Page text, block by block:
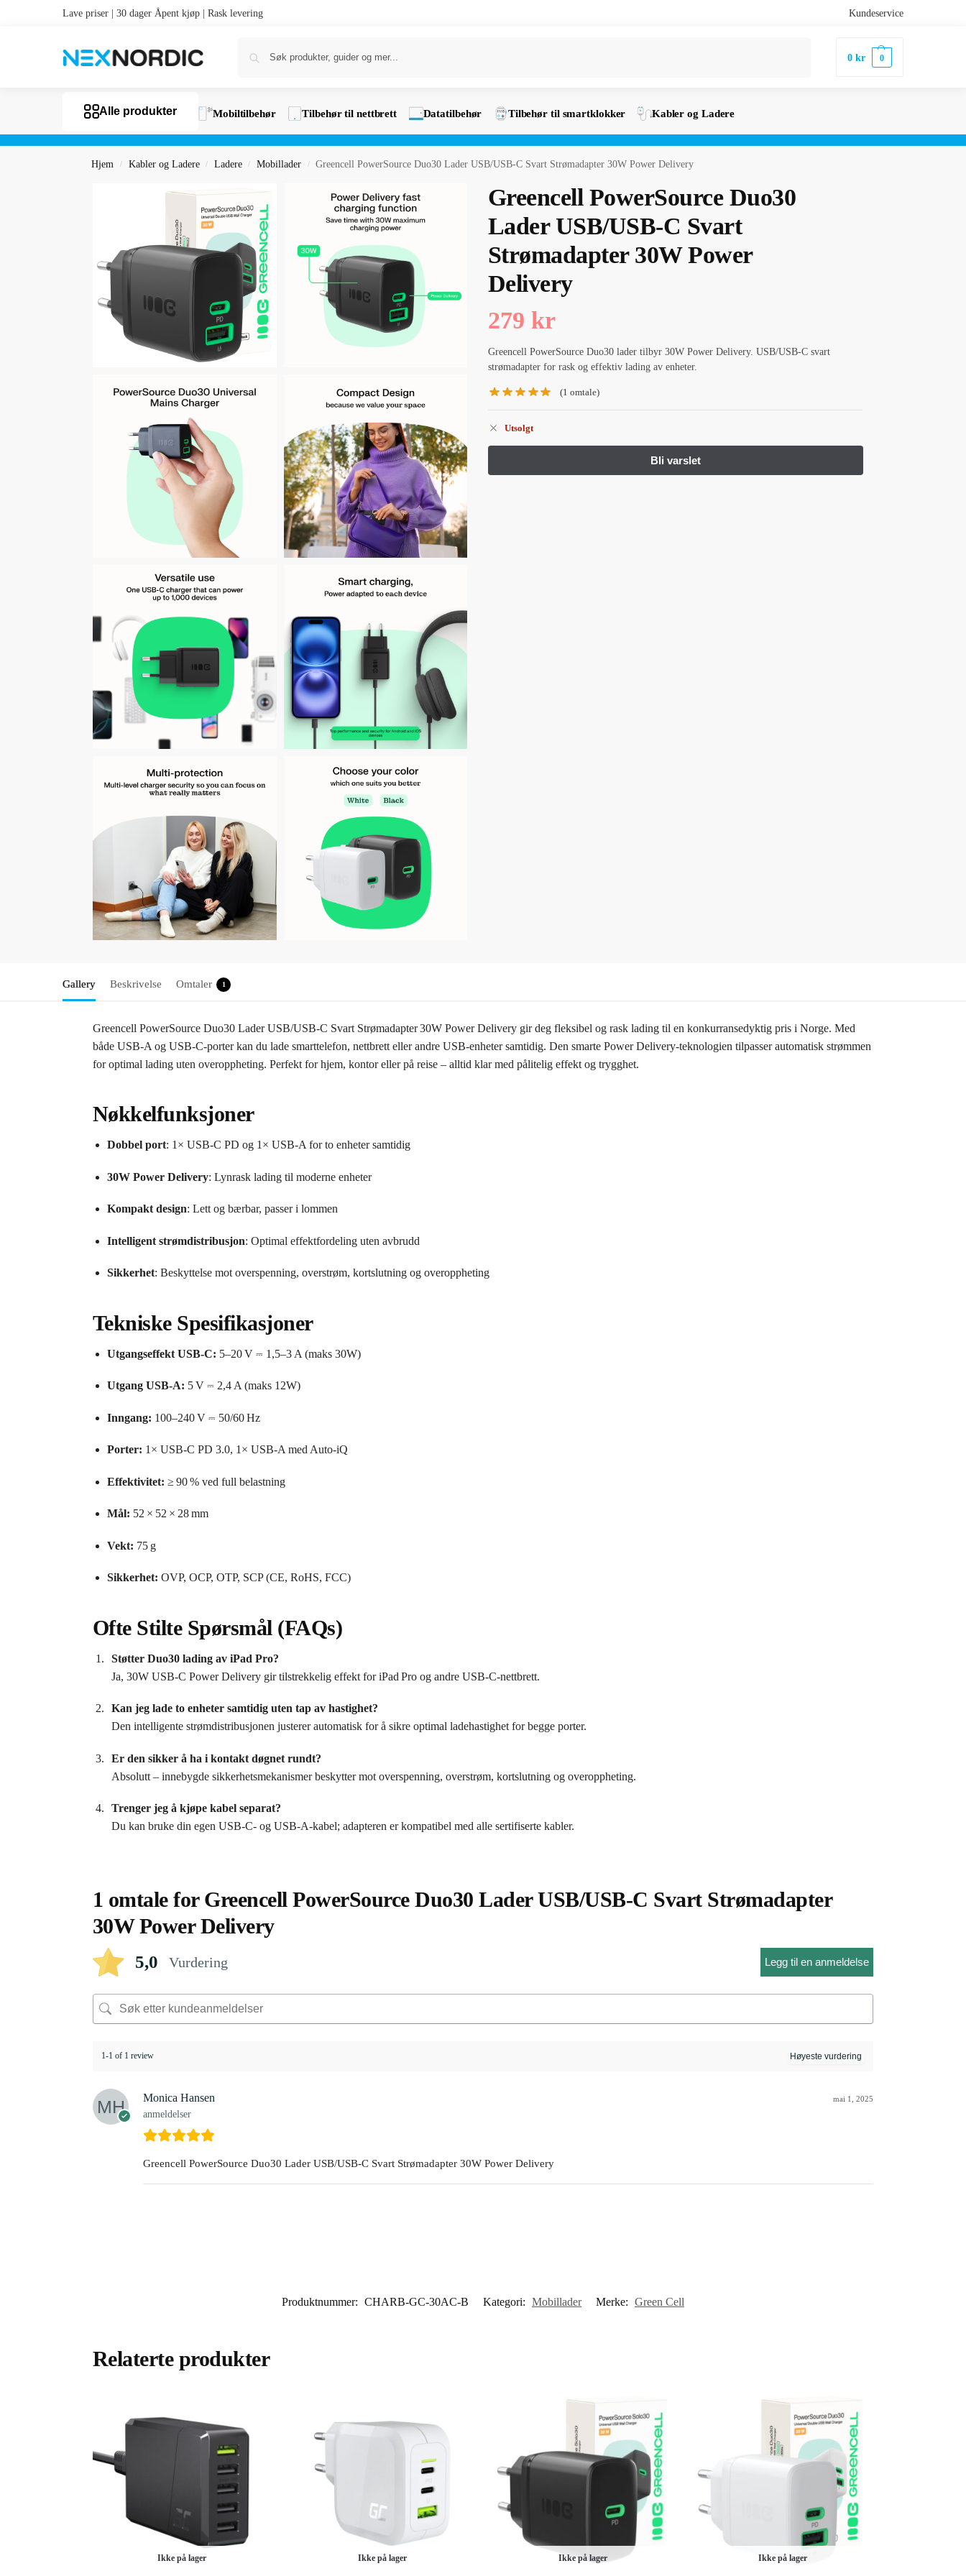
Lave priser | 30 dager Åpent kjøp | Rask levering Kundeservice
0kr 0
Alle produkter Mobiltilbehør Tilbehør til nettbrett Datatilbehør Tilbehør til smartklokker Kabler og Ladere
Hjem / Kabler og Ladere / Ladere / Mobillader / Greencell PowerSource Duo30 Lader USB/USB-C Svart Strømadapter 30W Power Delivery
Greencell PowerSource Duo30
Lader USB/USB-C Svart
Strømadapter 30W Power
Delivery
279 kr
Greencell PowerSource Duo30 lader tilbyr 30W Power Delivery. USB/USB-C svart
strømadapter for rask og effektiv lading av enheter.
(1 omtale)
Utsolgt
Gallery Beskrivelse Omtaler 1
Greencell PowerSource Duo30 Lader USB/USB‑C Svart Strømadapter 30W Power Delivery gir deg fleksibel og rask lading til en konkurransedyktig pris i Norge. Med
både USB‑A og USB‑C-porter kan du lade smarttelefon, nettbrett eller andre USB-enheter samtidig. Den smarte Power Delivery-teknologien tilpasser automatisk strømmen
for optimal lading uten overoppheting. Perfekt for hjem, kontor eller på reise – alltid klar med pålitelig effekt og trygghet.
Nøkkelfunksjoner
Dobbel port: 1× USB‑C PD og 1× USB‑A for to enheter samtidig
30W Power Delivery: Lynrask lading til moderne enheter
Kompakt design: Lett og bærbar, passer i lommen
Intelligent strømdistribusjon: Optimal effektfordeling uten avbrudd
Sikkerhet: Beskyttelse mot overspenning, overstrøm, kortslutning og overoppheting
Tekniske Spesifikasjoner
Utgangseffekt USB‑C: 5–20 V ⎓ 1,5–3 A (maks 30W)
Utgang USB‑A: 5 V ⎓ 2,4 A (maks 12W)
Inngang: 100–240 V ⎓ 50/60 Hz
Porter: 1× USB‑C PD 3.0, 1× USB‑A med Auto‑iQ
Effektivitet: ≥ 90 % ved full belastning
Mål: 52 × 52 × 28 mm
Vekt: 75 g
Sikkerhet: OVP, OCP, OTP, SCP (CE, RoHS, FCC)
Ofte Stilte Spørsmål (FAQs)
Støtter Duo30 lading av iPad Pro?
Ja, 30W USB‑C Power Delivery gir tilstrekkelig effekt for iPad Pro og andre USB‑C-nettbrett.
Kan jeg lade to enheter samtidig uten tap av hastighet?
Den intelligente strømdistribusjonen justerer automatisk for å sikre optimal ladehastighet for begge porter.
Er den sikker å ha i kontakt døgnet rundt?
Absolutt – innebygde sikkerhetsmekanismer beskytter mot overspenning, overstrøm, kortslutning og overoppheting.
Trenger jeg å kjøpe kabel separat?
Du kan bruke din egen USB‑C- og USB‑A-kabel; adapteren er kompatibel med alle sertifiserte kabler.
1 omtale for Greencell PowerSource Duo30 Lader USB/USB-C Svart Strømadapter
30W Power Delivery
5,0 Vurdering Legg til en anmeldelse
1-1 of 1 review
Monica Hansen
anmeldelser
mai 1, 2025
Greencell PowerSource Duo30 Lader USB/USB-C Svart Strømadapter 30W Power Delivery
Produktnummer: CHARB-GC-30AC-B Kategori: Mobillader Merke: Green Cell
Relaterte produkter
Ikke på lager Ikke på lager Ikke på lager Ikke på lager